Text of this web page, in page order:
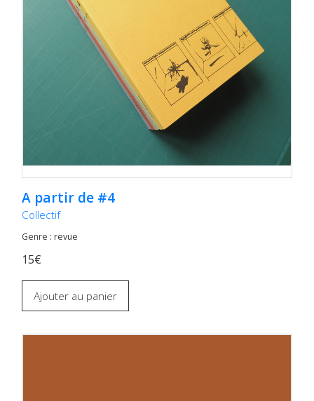
A partir de #4
Collectif
Genre : revue
15€
Ajouter au panier